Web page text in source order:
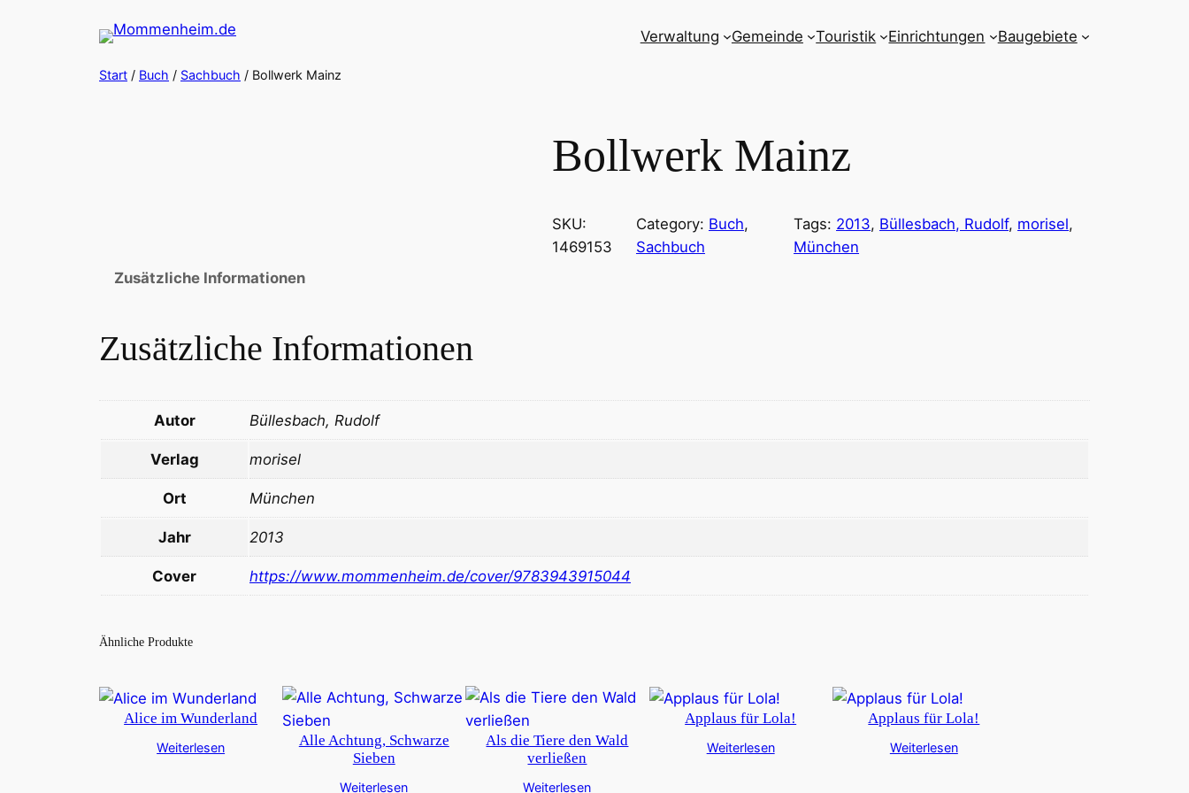
Verwaltung Gemeinde Touristik Einrichtungen Baugebiete
Start / Buch / Sachbuch / Bollwerk Mainz
Bollwerk Mainz
SKU:
1469153
Category: Buch
Sachbuch
Tags: 2013, Büllesbach, Rudolf, morisel
München
Zusätzliche Informationen
Zusätzliche Informationen
Autor Büllesbach, Rudolf
Verlag morisel
Ort München
Jahr 2013
Cover https://www.mommenheim.de/cover/9783943915044
Ähnliche Produkte
Alice im Wunderland
Weiterlesen
Alle Achtung, Schwarze
Sieben
Weiterlesen
Als die Tiere den Wald
verließen
Weiterlesen
Applaus für Lola!
Weiterlesen
Applaus für Lola!
Weiterlesen